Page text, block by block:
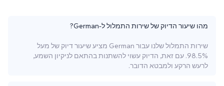
מהו שיעור הדיוק של שירות התמלול ל-German?
שירות התמלול שלנו עבור German מציע שיעור דיוק של מעל
98.5%. עם זאת, הדיוק עשוי להשתנות בהתאם לניקיון השמע,
לרעש הרקע ולמבטא הדובר.